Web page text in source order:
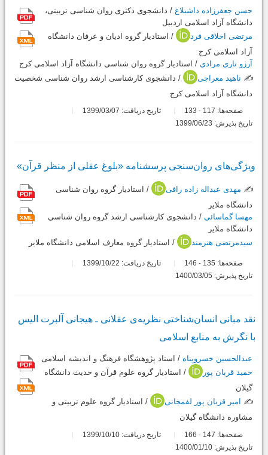
حسن جعفرزاده داشبلاغ / دانشجوی دکتری روان شناسی تربیتی،
دانشگاه آزاد اسلامی اردبیل
مرتضی اخلاقی فرد
/ استادیار گروه ادیان و عرفان دانشگاه
آزاد اسلامی کرج
آرزو تاری مرادی / استادیار گروه روان شناسی دانشگاه آزاد اسلامی کرج
✍️ ناهید معراجی
/ دانشجوی کارشناسی ارشد روان شناسی شخصیت
دانشگاه آزاد اسلامی کرج
صفحه‌ها: 117
-
تاریخ دریافت: 1399/03/07
تاریخ پذیرش: 1399/06/23
ویژگی‌های روان‌سنجی پرسشنامه «بلوغ عقلی از منظر قرآن»
✍️ مهدی عبداله زاده رافی
/ استادیار گروه روان شناسی
دانشگاه ملایر
مهسا گماسائی / دانشجوی کارشناسی ارشد گروه روان شناسی
دانشگاه ملایر
سیدمرتضی هنرمند
/ استادیار گروه معارف اسلامی دانشگاه ملایر
صفحه‌ها: 135
-
تاریخ دریافت: 1399/10/22
تاریخ پذیرش: 1400/03/05
نقد مبانی انسان‌شناختی نظریه‌ی عقلانی ـ هیجانی آلبرت الیس
با نگرش به منابع اسلامی
عبدالحسین خسروپناه / استاد پژوهشگاه فرهنگ و اندیشه اسلامی
حمید قربان پور
/ استادیار گروه علوم قرآن و حدیث دانشگاه
گیلان
✍️ امیر قربان پور لفمجانی
/ استادیار گروه علوم تربیتی و
مشاوره دانشگاه گیلان
صفحه‌ها: 147
-
تاریخ دریافت: 1399/10/10
تاریخ پذیرش: 1400/01/10